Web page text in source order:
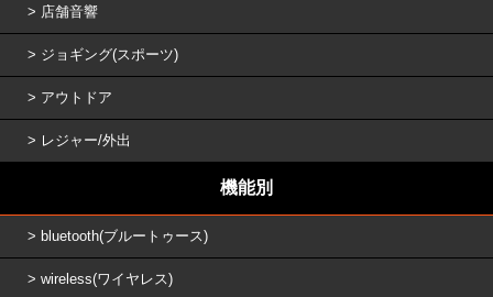
店舗音響
ジョギング(スポーツ)
アウトドア
レジャー/外出
機能別
bluetooth(ブルートゥース)
wireless(ワイヤレス)